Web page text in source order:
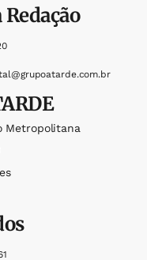
Metropolitana